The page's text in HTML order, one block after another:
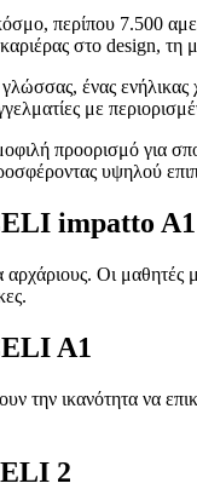
περίπου 7.500
καριέρας στο design,
ένας
με
προορισμό για
υψηλού
impatto A1
αρχάριους. Οι μαθητές
A1
την ικανότητα να
2